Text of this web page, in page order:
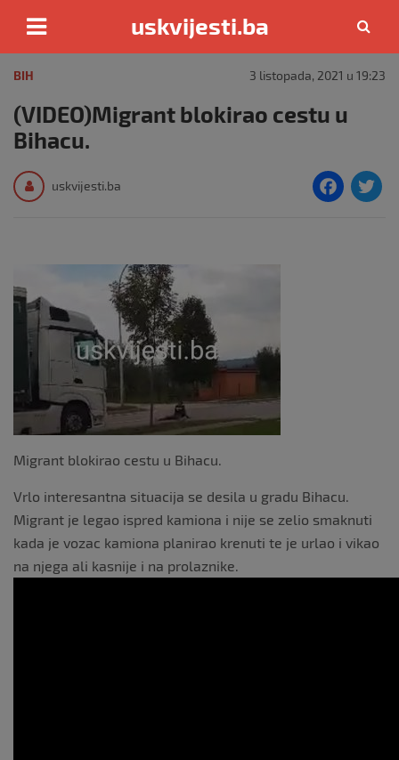
content
uskvijesti.ba
BIH 3 listopada, 2021 u 19:23
(VIDEO)Migrant blokirao cestu u
Bihacu.
uskvijesti.ba
F
Migrant blokirao cestu u Bihacu.
Vrlo interesantna situacija se desila u gradu Bihacu.
Migrant je legao ispred kamiona i nije se zelio smaknuti
kada je vozac kamiona planirao krenuti te je urlao i vikao
na njega ali kasnije i na prolaznike.